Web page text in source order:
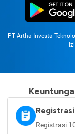
PT Artha Investa
Registrasi